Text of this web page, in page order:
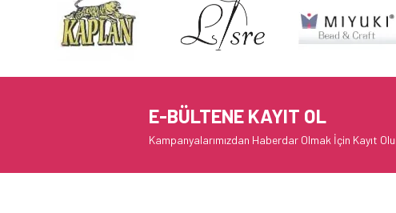
E-BÜLTENE KAYIT OL
Kampanyalarımızdan Haberdar Olmak İçin Kayıt